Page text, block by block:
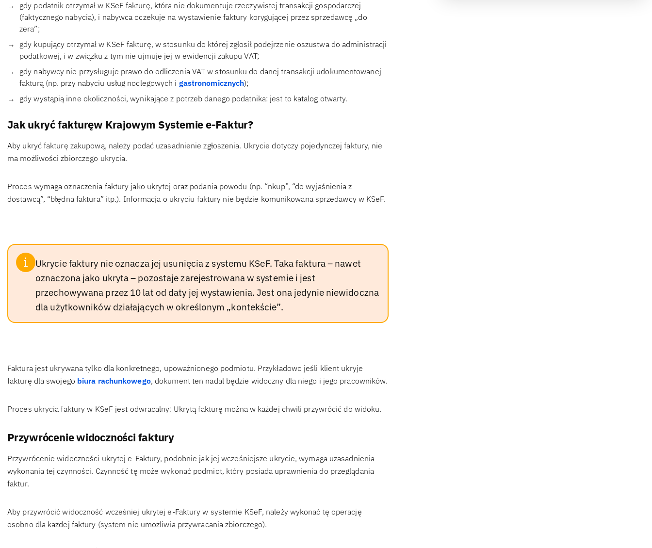
gdy podatnik otrzymał w KSeF fakturę, która nie dokumentuje rzeczywistej transakcji gospodarczej
(faktycznego nabycia), i nabywca oczekuje na wystawienie faktury korygującej przez sprzedawcę „do
zera”;
gdy kupujący otrzymał w KSeF fakturę, w stosunku do której zgłosił podejrzenie oszustwa do administracji
podatkowej, i w związku z tym nie ujmuje jej w ewidencji zakupu VAT;
gdy nabywcy nie przysługuje prawo do odliczenia VAT w stosunku do danej transakcji udokumentowanej
fakturą (np. przy nabyciu usług noclegowych i gastronomicznych);
gdy wystąpią inne okoliczności, wynikające z potrzeb danego podatnika: jest to katalog otwarty.
Jak ukryć fakturęw Krajowym Systemie e-Faktur?
Aby ukryć fakturę zakupową, należy podać uzasadnienie zgłoszenia. Ukrycie dotyczy pojedynczej faktury, nie
ma możliwości zbiorczego ukrycia.
Proces wymaga oznaczenia faktury jako ukrytej oraz podania powodu (np. “nkup”, “do wyjaśnienia z
dostawcą”, “błędna faktura” itp.). Informacja o ukryciu faktury nie będzie komunikowana sprzedawcy w KSeF.
Ukrycie faktury nie oznacza jej usunięcia z systemu KSeF. Taka faktura – nawet
oznaczona jako ukryta – pozostaje zarejestrowana w systemie i jest
przechowywana przez 10 lat od daty jej wystawienia. Jest ona jedynie niewidoczna
dla użytkowników działających w określonym „kontekście”.
Faktura jest ukrywana tylko dla konkretnego, upoważnionego podmiotu. Przykładowo jeśli klient ukryje
fakturę dla swojego biura rachunkowego, dokument ten nadal będzie widoczny dla niego i jego pracowników.
Proces ukrycia faktury w KSeF jest odwracalny: Ukrytą fakturę można w każdej chwili przywrócić do widoku.
Przywrócenie widoczności faktury
Przywrócenie widoczności ukrytej e-Faktury, podobnie jak jej wcześniejsze ukrycie, wymaga uzasadnienia
wykonania tej czynności. Czynność tę może wykonać podmiot, który posiada uprawnienia do przeglądania
faktur.
Aby przywrócić widoczność wcześniej ukrytej e-Faktury w systemie KSeF, należy wykonać tę operację
osobno dla każdej faktury (system nie umożliwia przywracania zbiorczego).